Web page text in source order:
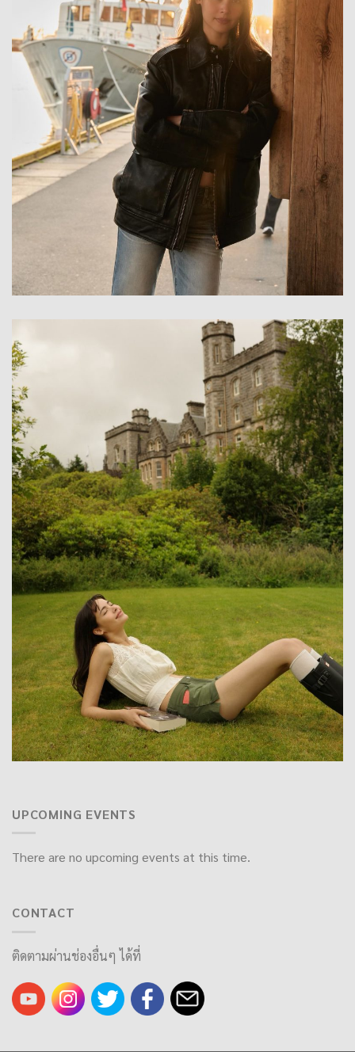
UPCOMING EVENTS
There are no upcoming events at this time.
CONTACT
ติดตามผ่านช่องอื่นๆ ได้ที่